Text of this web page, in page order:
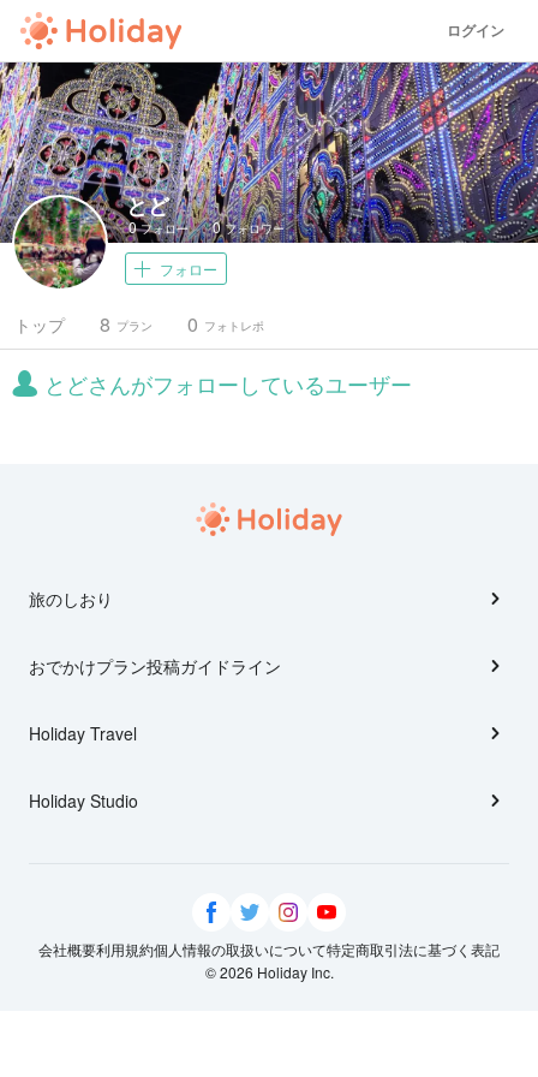
ログイン
とど
0フォロー 0フォロワー
フォロー
トップ プラン
8 フォトレポ
0
とどさんがフォローしているユーザー
旅のしおり
おでかけプラン投稿ガイドライン
Holiday Travel
Holiday Studio
会社概要利用規約個人情報の取扱いについて特定商取引法に基づく表記
© 2026 Holiday Inc.